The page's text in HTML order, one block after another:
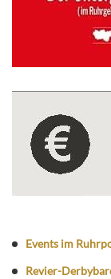
Events im
Revier-